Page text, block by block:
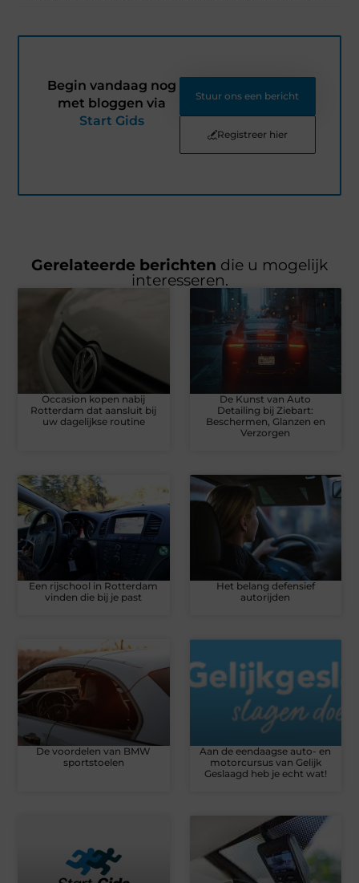
Begin vandaag nog
met bloggen via
Start Gids
Stuur ons een bericht
Registreer hier
Gerelateerde berichten die u mogelijk
interesseren.
Occasion kopen nabij
Rotterdam dat aansluit bij
uw dagelijkse routine
De Kunst van Auto
Detailing bij Ziebart:
Beschermen, Glanzen en
Verzorgen
Een rijschool in Rotterdam
vinden die bij je past
Het belang defensief
autorijden
De voordelen van BMW
sportstoelen
Aan de eendaagse auto- en
motorcursus van Gelijk
Geslaagd heb je echt wat!